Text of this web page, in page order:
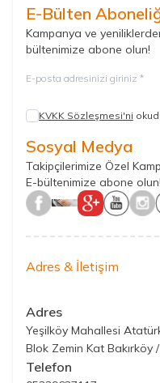
E-Bülten
Kampanya ve
bültenimize abone olun!
KVKK Sözleşmesi'ni
Sosyal Medya
Takipçilerimize Özel
E-bültenimize abone olun!
Adres & İletişim
Adres
Yeşilköy Mahallesi
Blok Zemin Kat Bakırköy
Telefon